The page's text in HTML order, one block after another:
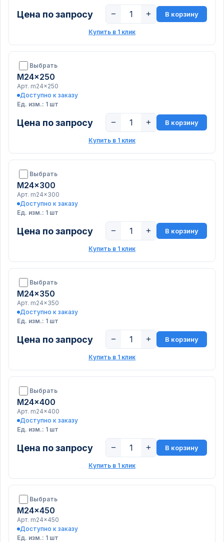
Цена по запросу − + В корзину
Купить в 1 клик
Выбрать
M24x250
Арт. m24x250
Доступно к заказу
Ед. изм.: 1 шт
Цена по запросу − + В корзину
Купить в 1 клик
Выбрать
M24x300
Арт. m24x300
Доступно к заказу
Ед. изм.: 1 шт
Цена по запросу − + В корзину
Купить в 1 клик
Выбрать
M24x350
Арт. m24x350
Доступно к заказу
Ед. изм.: 1 шт
Цена по запросу − + В корзину
Купить в 1 клик
Выбрать
M24x400
Арт. m24x400
Доступно к заказу
Ед. изм.: 1 шт
Цена по запросу − + В корзину
Купить в 1 клик
Выбрать
M24x450
Арт. m24x450
Доступно к заказу
Ед. изм.: 1 шт